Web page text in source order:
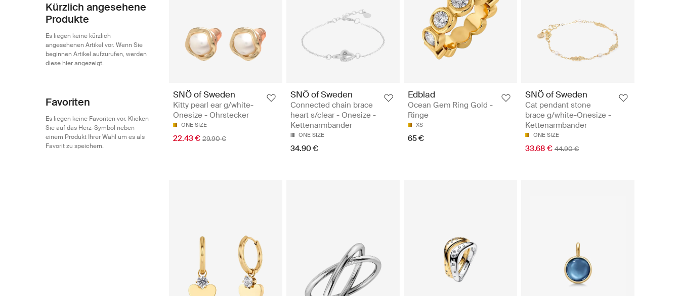
Kürzlich angesehene
Produkte
Es liegen keine kürzlich
angesehenen Artikel vor. Wenn Sie
beginnen Artikel aufzurufen, werden
diese hier angezeigt.
Favoriten
Es liegen keine Favoriten vor. Klicken
Sie auf das Herz-Symbol neben
einem Produkt Ihrer Wahl um es als
Favorit zu speichern.
SNÖ of Sweden
Kitty pearl ear g/white-
Onesize - Ohrstecker
ONE SIZE
22.43 € 29.90 €
SNÖ of Sweden
Connected chain brace
heart s/clear - Onesize -
Kettenarmbänder
ONE SIZE
34.90 €
Edblad
Ocean Gem Ring Gold -
Ringe
XS
65 €
SNÖ of Sweden
Cat pendant stone
brace g/white-Onesize -
Kettenarmbänder
ONE SIZE
33.68 € 44.90 €